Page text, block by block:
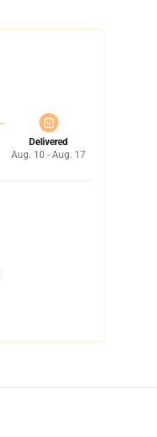
Delivered
Aug. 10 - Aug. 17